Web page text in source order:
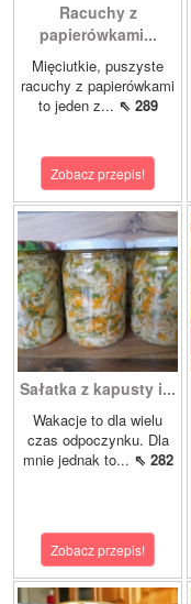
Racuchy z
papierówkami...
Mięciutkie, puszyste
racuchy z papierówkami
to jeden z... ⇖ 289
Zobacz przepis!
Sałatka z kapusty i...
Wakacje to dla wielu
czas odpoczynku. Dla
mnie jednak to... ⇖ 282
Zobacz przepis!